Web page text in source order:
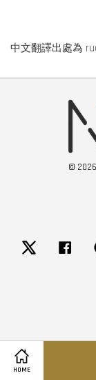
HOME
中文翻譯出處為
©
Twitter